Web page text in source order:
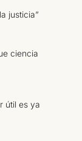
justicia”
ciencia
útil es ya